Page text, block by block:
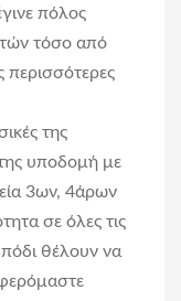
πόλος
τόσο από
περισσότερες
της
υποδομή με
3ων, 4άρων
σε όλες τις
πόδι θέλουν να